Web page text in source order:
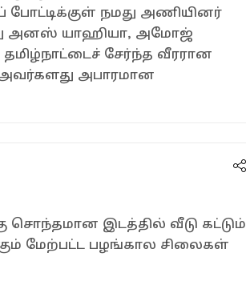
போட்டிக்குள் நமது அணியினர்
அனஸ் யாஹியா, அமோஜ்
சேர்ந்த வீரரான
அபாரமான
சொந்தமான இடத்தில் வீடு கட்டும்
மேற்பட்ட பழங்கால சிலைகள்